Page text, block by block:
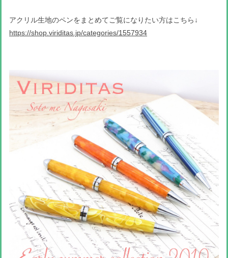
アクリル生地のペンをまとめてご覧になりたい方はこちら↓
https://shop.viriditas.jp/categories/1557934